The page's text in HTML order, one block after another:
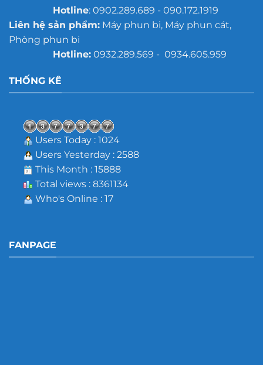
Hotline: 0902.289.689 - 090.172.1919
Liên hệ sản phẩm:Máy phun bi, Máy phun cát,
Phòng phun bi
Hotline:0932.289.569 - 0934.605.959
THỐNG KÊ
Users Today : 1024
Users Yesterday : 2588
This Month : 15888
Total views : 8361134
Who's Online : 17
FANPAGE